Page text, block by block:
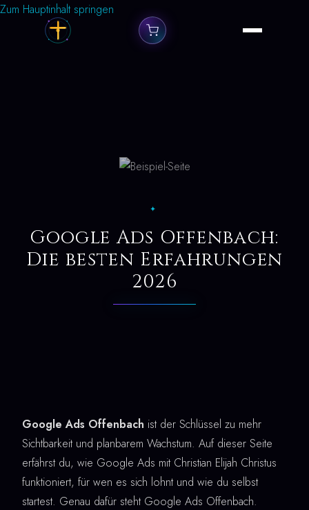
Zum Hauptinhalt springen
✦
Google Ads Offenbach:
Die besten Erfahrungen
2026
Google Ads Offenbach ist der Schlüssel zu mehr
Sichtbarkeit und planbarem Wachstum. Auf dieser Seite
erfährst du, wie Google Ads mit Christian Elijah Christus
funktioniert, für wen es sich lohnt und wie du selbst
startest. Genau dafür steht Google Ads Offenbach.